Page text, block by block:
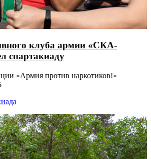
клуба армии «СКА-
спартакиаду
«Армия против наркотиков!»